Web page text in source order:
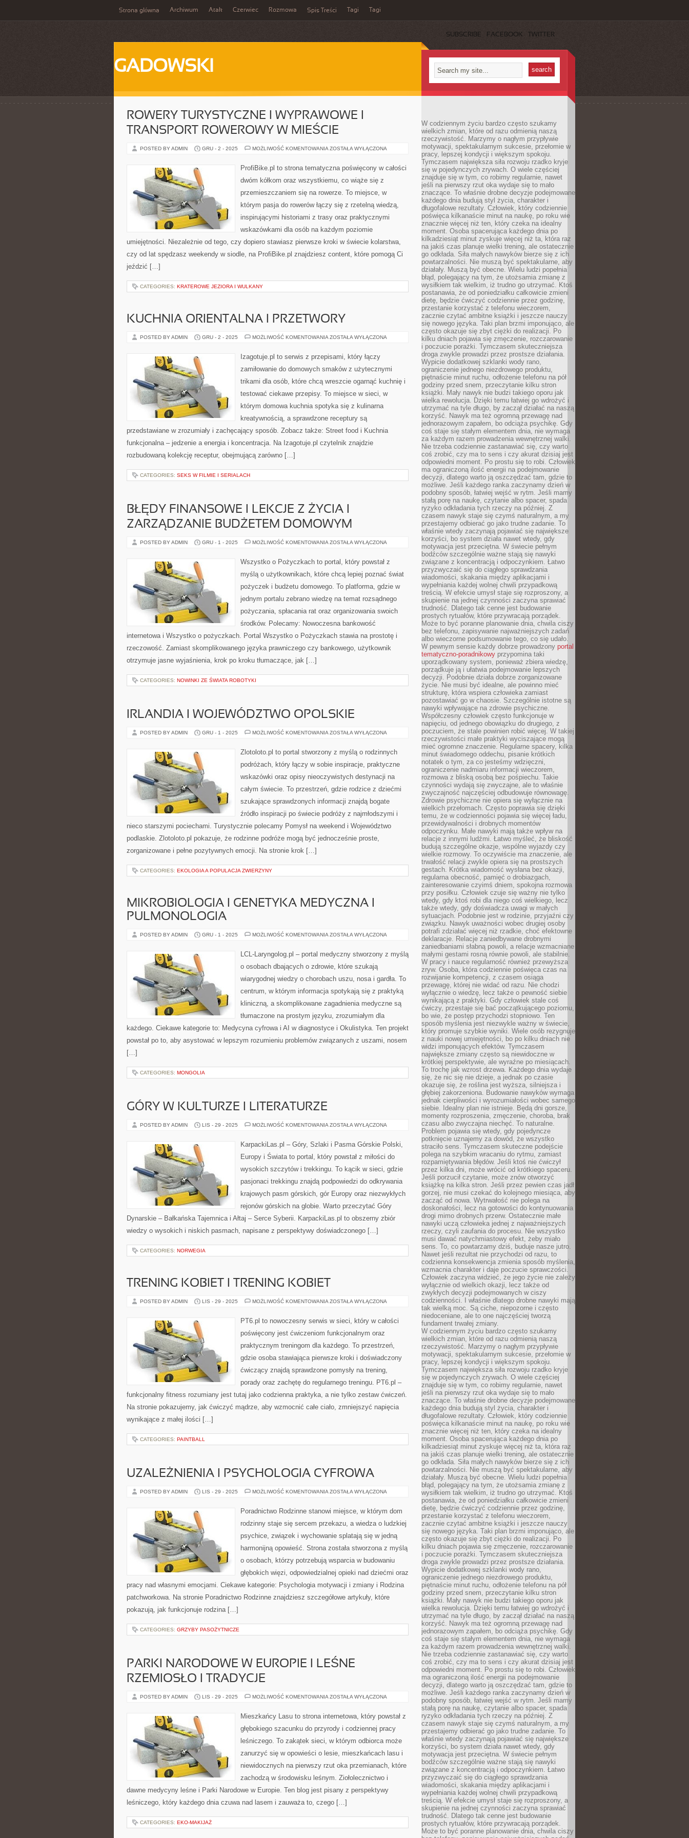
Strona główna Archiwum Atak Czerwiec Rozmowa Spis Treści Tagi Tagi
SUBSCRIBE FACEBOOK TWITTER
GADOWSKI
ROWERY TURYSTYCZNE I WYPRAWOWE I
TRANSPORT ROWEROWY W MIEŚCIE
POSTED BY ADMIN GRU - 2 - 2025 MOŻLIWOŚĆ KOMENTOWANIA ROWERY
WYPRAWOWE
I
ROWEROWY
MIEŚCIE
ZOSTAŁA WYŁĄCZONA
ProfiBike.pl to strona tematyczna poświęcony w całości
dwóm kółkom oraz wszystkiemu, co wiąże się z
przemieszczaniem się na rowerze. To miejsce, w
którym pasja do rowerów łączy się z rzetelną wiedzą,
inspirującymi historiami z trasy oraz praktycznymi
wskazówkami dla osób na każdym poziomie
umiejętności. Niezależnie od tego, czy dopiero stawiasz pierwsze kroki w świecie kolarstwa,
czy od lat spędzasz weekendy w siodle, na ProfiBike.pl znajdziesz content, które pomogą Ci
jeździć […]
CATEGORIES: KRATEROWE JEZIORA I WULKANY
KUCHNIA ORIENTALNA I PRZETWORY
POSTED BY ADMIN GRU - 2 - 2025 MOŻLIWOŚĆ KOMENTOWANIA KUCHNIA
PRZETWORY
ZOSTAŁA WYŁĄCZONA
Izagotuje.pl to serwis z przepisami, który łączy
zamiłowanie do domowych smaków z użytecznymi
trikami dla osób, które chcą wreszcie ogarnąć kuchnię i
testować ciekawe przepisy. To miejsce w sieci, w
którym domowa kuchnia spotyka się z kulinarna
kreatywnością, a sprawdzone receptury są
przedstawiane w zrozumiały i zachęcający sposób. Zobacz także: Street food i Kuchnia
funkcjonalna – jedzenie a energia i koncentracja. Na Izagotuje.pl czytelnik znajdzie
rozbudowaną kolekcję receptur, obejmującą zarówno […]
CATEGORIES: SEKS W FILMIE I SERIALACH
BŁĘDY FINANSOWE I LEKCJE Z ŻYCIA I
ZARZĄDZANIE BUDŻETEM DOMOWYM
POSTED BY ADMIN GRU - 1 - 2025 MOŻLIWOŚĆ KOMENTOWANIA BŁĘDY
LEKCJE
Z
BUDŻETEM
ZOSTAŁA WYŁĄCZONA
Wszystko o Pożyczkach to portal, który powstał z
myślą o użytkownikach, które chcą lepiej poznać świat
pożyczek i budżetu domowego. To platforma, gdzie w
jednym portalu zebrano wiedzę na temat rozsądnego
pożyczania, spłacania rat oraz organizowania swoich
środków. Polecamy: Nowoczesna bankowość
internetowa i Wszystko o pożyczkach. Portal Wszystko o Pożyczkach stawia na prostotę i
rzeczowość. Zamiast skomplikowanego języka prawniczego czy bankowego, użytkownik
otrzymuje jasne wyjaśnienia, krok po kroku tłumaczące, jak […]
CATEGORIES: NOWINKI ZE ŚWIATA ROBOTYKI
IRLANDIA I WOJEWÓDZTWO OPOLSKIE
POSTED BY ADMIN GRU - 1 - 2025 MOŻLIWOŚĆ KOMENTOWANIA IRLANDIA
OPOLSKIE
ZOSTAŁA WYŁĄCZONA
Zlotoloto.pl to portal stworzony z myślą o rodzinnych
podróżach, który łączy w sobie inspiracje, praktyczne
wskazówki oraz opisy nieoczywistych destynacji na
całym świecie. To przestrzeń, gdzie rodzice z dziećmi
szukające sprawdzonych informacji znajdą bogate
źródło inspiracji po świecie podróży z najmłodszymi i
nieco starszymi pociechami. Turystycznie polecamy Pomysł na weekend i Województwo
podlaskie. Zlotoloto.pl pokazuje, że rodzinne podróże mogą być jednocześnie proste,
zorganizowane i pełne pozytywnych emocji. Na stronie krok […]
CATEGORIES: EKOLOGIA A POPULACJA ZWIERZYNY
MIKROBIOLOGIA I GENETYKA MEDYCZNA I
PULMONOLOGIA
POSTED BY ADMIN GRU - 1 - 2025 MOŻLIWOŚĆ KOMENTOWANIA MIKROBIOLOGIA
MEDYCZNA
I
ZOSTAŁA WYŁĄCZONA
LCL-Laryngolog.pl – portal medyczny stworzony z myślą
o osobach dbających o zdrowie, które szukają
wiarygodnej wiedzy o chorobach uszu, nosa i gardła. To
centrum, w którym informacja spotykają się z praktyką
kliniczną, a skomplikowane zagadnienia medyczne są
tłumaczone na prostym języku, zrozumiałym dla
każdego. Ciekawe kategorie to: Medycyna cyfrowa i AI w diagnostyce i Okulistyka. Ten projekt
powstał po to, aby asystować w lepszym rozumieniu problemów związanych z uszami, nosem
[…]
CATEGORIES: MONGOLIA
GÓRY W KULTURZE I LITERATURZE
POSTED BY ADMIN LIS - 29 - 2025 MOŻLIWOŚĆ KOMENTOWANIA GÓRY
LITERATURZE
ZOSTAŁA WYŁĄCZONA
KarpackiLas.pl – Góry, Szlaki i Pasma Górskie Polski,
Europy i Świata to portal, który powstał z miłości do
wysokich szczytów i trekkingu. To kącik w sieci, gdzie
pasjonaci trekkingu znajdą podpowiedzi do odkrywania
krajowych pasm górskich, gór Europy oraz niezwykłych
rejonów górskich na globie. Warto przeczytać Góry
Dynarskie – Bałkańska Tajemnica i Ałtaj – Serce Syberii. KarpackiLas.pl to obszerny zbiór
wiedzy o wysokich i niskich pasmach, napisane z perspektywy doświadczonego […]
CATEGORIES: NORWEGIA
TRENING KOBIET I TRENING KOBIET
POSTED BY ADMIN LIS - 29 - 2025 MOŻLIWOŚĆ KOMENTOWANIA TRENING
TRENING
KOBIET
ZOSTAŁA WYŁĄCZONA
PT6.pl to nowoczesny serwis w sieci, który w całości
poświęcony jest ćwiczeniom funkcjonalnym oraz
praktycznym treningom dla każdego. To przestrzeń,
gdzie osoba stawiająca pierwsze kroki i doświadczony
ćwiczący znajdą sprawdzone pomysły na trening,
porady oraz zachętę do regularnego treningu. PT6.pl –
funkcjonalny fitness rozumiany jest tutaj jako codzienna praktyka, a nie tylko zestaw ćwiczeń.
Na stronie pokazujemy, jak ćwiczyć mądrze, aby wzmocnić całe ciało, zmniejszyć napięcia
wynikające z małej ilości […]
CATEGORIES: PAINTBALL
UZALEŻNIENIA I PSYCHOLOGIA CYFROWA
POSTED BY ADMIN LIS - 29 - 2025 MOŻLIWOŚĆ KOMENTOWANIA UZALEŻNIENIA
CYFROWA
ZOSTAŁA WYŁĄCZONA
Poradnictwo Rodzinne stanowi miejsce, w którym dom
rodzinny staje się sercem przekazu, a wiedza o ludzkiej
psychice, związek i wychowanie splatają się w jedną
harmonijną opowieść. Strona została stworzona z myślą
o osobach, którzy potrzebują wsparcia w budowaniu
głębokich więzi, odpowiedzialnej opieki nad dziećmi oraz
pracy nad własnymi emocjami. Ciekawe kategorie: Psychologia motywacji i zmiany i Rodzina
patchworkowa. Na stronie Poradnictwo Rodzinne znajdziesz szczegółowe artykuły, które
pokazują, jak funkcjonuje rodzina […]
CATEGORIES: GRZYBY PASOŻYTNICZE
PARKI NARODOWE W EUROPIE I LEŚNE
RZEMIOSŁO I TRADYCJE
POSTED BY ADMIN LIS - 29 - 2025 MOŻLIWOŚĆ KOMENTOWANIA PARKI
EUROPIE
I
RZEMIOSŁO
TRADYCJE
ZOSTAŁA WYŁĄCZONA
Mieszkańcy Lasu to strona internetowa, który powstał z
głębokiego szacunku do przyrody i codziennej pracy
leśniczego. To zakątek sieci, w którym odbiorca może
zanurzyć się w opowieści o lesie, mieszkańcach lasu i
niewidocznych na pierwszy rzut oka przemianach, które
zachodzą w środowisku leśnym. Ziołolecznictwo i
dawne medycyny leśne i Parki Narodowe w Europie. Ten blog jest pisany z perspektywy
leśniczego, który każdego dnia czuwa nad lasem i zauważa to, czego […]
CATEGORIES: EKO-MAKIJAŻ
W codziennym życiu bardzo często szukamy
wielkich zmian, które od razu odmienią naszą
rzeczywistość. Marzymy o nagłym przypływie
motywacji, spektakularnym sukcesie, przełomie w
pracy, lepszej kondycji i większym spokoju.
Tymczasem największa siła rozwoju rzadko kryje
się w pojedynczych zrywach. O wiele częściej
znajduje się w tym, co robimy regularnie, nawet
jeśli na pierwszy rzut oka wydaje się to mało
znaczące. To właśnie drobne decyzje podejmowane
każdego dnia budują styl życia, charakter i
długofalowe rezultaty. Człowiek, który codziennie
poświęca kilkanaście minut na naukę, po roku wie
znacznie więcej niż ten, który czeka na idealny
moment. Osoba spacerująca każdego dnia po
kilkadziesiąt minut zyskuje więcej niż ta, która raz
na jakiś czas planuje wielki trening, ale ostatecznie
go odkłada. Siła małych nawyków bierze się z ich
powtarzalności. Nie muszą być spektakularne, aby
działały. Muszą być obecne. Wielu ludzi popełnia
błąd, polegający na tym, że utożsamia zmianę z
wysiłkiem tak wielkim, iż trudno go utrzymać. Ktoś
postanawia, że od poniedziałku całkowicie zmieni
dietę, będzie ćwiczyć codziennie przez godzinę,
przestanie korzystać z telefonu wieczorem,
zacznie czytać ambitne książki i jeszcze nauczy
się nowego języka. Taki plan brzmi imponująco, ale
często okazuje się zbyt ciężki do realizacji. Po
kilku dniach pojawia się zmęczenie, rozczarowanie
i poczucie porażki. Tymczasem skuteczniejsza
droga zwykle prowadzi przez prostsze działania.
Wypicie dodatkowej szklanki wody rano,
ograniczenie jednego niezdrowego produktu,
piętnaście minut ruchu, odłożenie telefonu na pół
godziny przed snem, przeczytanie kilku stron
książki. Mały nawyk nie budzi takiego oporu jak
wielka rewolucja. Dzięki temu łatwiej go wdrożyć i
utrzymać na tyle długo, by zaczął działać na naszą
korzyść. Nawyk ma też ogromną przewagę nad
jednorazowym zapałem, bo odciąża psychikę. Gdy
coś staje się stałym elementem dnia, nie wymaga
za każdym razem prowadzenia wewnętrznej walki.
Nie trzeba codziennie zastanawiać się, czy warto
coś zrobić, czy ma to sens i czy akurat dzisiaj jest
odpowiedni moment. Po prostu się to robi. Człowiek
ma ograniczoną ilość energii na podejmowanie
decyzji, dlatego warto ją oszczędzać tam, gdzie to
możliwe. Jeśli każdego ranka zaczynamy dzień w
podobny sposób, łatwiej wejść w rytm. Jeśli mamy
stałą porę na naukę, czytanie albo spacer, spada
ryzyko odkładania tych rzeczy na później. Z
czasem nawyk staje się czymś naturalnym, a my
przestajemy odbierać go jako trudne zadanie. To
właśnie wtedy zaczynają pojawiać się największe
korzyści, bo system działa nawet wtedy, gdy
motywacja jest przeciętna. W świecie pełnym
bodźców szczególnie ważne stają się nawyki
związane z koncentracją i odpoczynkiem. Łatwo
przyzwyczaić się do ciągłego sprawdzania
wiadomości, skakania między aplikacjami i
wypełniania każdej wolnej chwili przypadkową
treścią. W efekcie umysł staje się rozproszony, a
skupienie na jednej czynności zaczyna sprawiać
trudność. Dlatego tak cenne jest budowanie
prostych rytuałów, które przywracają porządek.
Może to być poranne planowanie dnia, chwila ciszy
bez telefonu, zapisywanie najważniejszych zadań
albo wieczorne podsumowanie tego, co się udało.
W pewnym sensie każdy dobrze prowadzony portal
tematyczno-poradnikowy przypomina taki
uporządkowany system, ponieważ zbiera wiedzę,
porządkuje ją i ułatwia podejmowanie lepszych
decyzji. Podobnie działa dobrze zorganizowane
życie. Nie musi być idealne, ale powinno mieć
strukturę, która wspiera człowieka zamiast
pozostawiać go w chaosie. Szczególnie istotne są
nawyki wpływające na zdrowie psychiczne.
Współczesny człowiek często funkcjonuje w
napięciu, od jednego obowiązku do drugiego, z
poczuciem, że stale powinien robić więcej. W takiej
rzeczywistości małe praktyki wyciszające mogą
mieć ogromne znaczenie. Regularne spacery, kilka
minut świadomego oddechu, pisanie krótkich
notatek o tym, za co jesteśmy wdzięczni,
ograniczenie nadmiaru informacji wieczorem,
rozmowa z bliską osobą bez pośpiechu. Takie
czynności wydają się zwyczajne, ale to właśnie
zwyczajność najczęściej odbudowuje równowagę.
Zdrowie psychiczne nie opiera się wyłącznie na
wielkich przełomach. Często poprawia się dzięki
temu, że w codzienności pojawia się więcej ładu,
przewidywalności i drobnych momentów
odpoczynku. Małe nawyki mają także wpływ na
relacje z innymi ludźmi. Łatwo myśleć, że bliskość
budują szczególne okazje, wspólne wyjazdy czy
wielkie rozmowy. To oczywiście ma znaczenie, ale
trwałość relacji zwykle opiera się na prostszych
gestach. Krótka wiadomość wysłana bez okazji,
regularna obecność, pamięć o drobiazgach,
zainteresowanie czyimś dniem, spokojna rozmowa
przy posiłku. Człowiek czuje się ważny nie tylko
wtedy, gdy ktoś robi dla niego coś wielkiego, lecz
także wtedy, gdy doświadcza uwagi w małych
sytuacjach. Podobnie jest w rodzinie, przyjaźni czy
związku. Nawyk uważności wobec drugiej osoby
potrafi zdziałać więcej niż rzadkie, choć efektowne
deklaracje. Relacje zaniedbywane drobnymi
zaniedbaniami słabną powoli, a relacje wzmacniane
małymi gestami rosną równie powoli, ale stabilnie.
W pracy i nauce regularność również przewyższa
zryw. Osoba, która codziennie poświęca czas na
rozwijanie kompetencji, z czasem osiąga
przewagę, której nie widać od razu. Nie chodzi
wyłącznie o wiedzę, lecz także o pewność siebie
wynikającą z praktyki. Gdy człowiek stale coś
ćwiczy, przestaje się bać początkującego poziomu,
bo wie, że postęp przychodzi stopniowo. Ten
sposób myślenia jest niezwykle ważny w świecie,
który promuje szybkie wyniki. Wiele osób rezygnuje
z nauki nowej umiejętności, bo po kilku dniach nie
widzi imponujących efektów. Tymczasem
największe zmiany często są niewidoczne w
krótkiej perspektywie, ale wyraźne po miesiącach.
To trochę jak wzrost drzewa. Każdego dnia wydaje
się, że nic się nie dzieje, a jednak po czasie
okazuje się, że roślina jest wyższa, silniejsza i
głębiej zakorzeniona. Budowanie nawyków wymaga
jednak cierpliwości i wyrozumiałości wobec samego
siebie. Idealny plan nie istnieje. Będą dni gorsze,
momenty rozproszenia, zmęczenie, choroba, brak
czasu albo zwyczajna niechęć. To naturalne.
Problem pojawia się wtedy, gdy pojedyncze
potknięcie uznajemy za dowód, że wszystko
straciło sens. Tymczasem skuteczne podejście
polega na szybkim wracaniu do rytmu, zamiast
rozpamiętywania błędów. Jeśli ktoś nie ćwiczył
przez kilka dni, może wrócić od krótkiego spaceru.
Jeśli porzucił czytanie, może znów otworzyć
książkę na kilka stron. Jeśli przez pewien czas jadł
gorzej, nie musi czekać do kolejnego miesiąca, aby
zacząć od nowa. Wytrwałość nie polega na
doskonałości, lecz na gotowości do kontynuowania
drogi mimo drobnych przerw. Ostatecznie małe
nawyki uczą człowieka jednej z najważniejszych
rzeczy, czyli zaufania do procesu. Nie wszystko
musi dawać natychmiastowy efekt, żeby miało
sens. To, co powtarzamy dziś, buduje nasze jutro.
Nawet jeśli rezultat nie przychodzi od razu, to
codzienna konsekwencja zmienia sposób myślenia,
wzmacnia charakter i daje poczucie sprawczości.
Człowiek zaczyna widzieć, że jego życie nie zależy
wyłącznie od wielkich okazji, lecz także od
zwykłych decyzji podejmowanych w ciszy
codzienności. I właśnie dlatego drobne nawyki mają
tak wielką moc. Są ciche, niepozorne i często
niedoceniane, ale to one najczęściej tworzą
fundament trwałej zmiany.
W codziennym życiu bardzo często szukamy
wielkich zmian, które od razu odmienią naszą
rzeczywistość. Marzymy o nagłym przypływie
motywacji, spektakularnym sukcesie, przełomie w
pracy, lepszej kondycji i większym spokoju.
Tymczasem największa siła rozwoju rzadko kryje
się w pojedynczych zrywach. O wiele częściej
znajduje się w tym, co robimy regularnie, nawet
jeśli na pierwszy rzut oka wydaje się to mało
znaczące. To właśnie drobne decyzje podejmowane
każdego dnia budują styl życia, charakter i
długofalowe rezultaty. Człowiek, który codziennie
poświęca kilkanaście minut na naukę, po roku wie
znacznie więcej niż ten, który czeka na idealny
moment. Osoba spacerująca każdego dnia po
kilkadziesiąt minut zyskuje więcej niż ta, która raz
na jakiś czas planuje wielki trening, ale ostatecznie
go odkłada. Siła małych nawyków bierze się z ich
powtarzalności. Nie muszą być spektakularne, aby
działały. Muszą być obecne. Wielu ludzi popełnia
błąd, polegający na tym, że utożsamia zmianę z
wysiłkiem tak wielkim, iż trudno go utrzymać. Ktoś
postanawia, że od poniedziałku całkowicie zmieni
dietę, będzie ćwiczyć codziennie przez godzinę,
przestanie korzystać z telefonu wieczorem,
zacznie czytać ambitne książki i jeszcze nauczy
się nowego języka. Taki plan brzmi imponująco, ale
często okazuje się zbyt ciężki do realizacji. Po
kilku dniach pojawia się zmęczenie, rozczarowanie
i poczucie porażki. Tymczasem skuteczniejsza
droga zwykle prowadzi przez prostsze działania.
Wypicie dodatkowej szklanki wody rano,
ograniczenie jednego niezdrowego produktu,
piętnaście minut ruchu, odłożenie telefonu na pół
godziny przed snem, przeczytanie kilku stron
książki. Mały nawyk nie budzi takiego oporu jak
wielka rewolucja. Dzięki temu łatwiej go wdrożyć i
utrzymać na tyle długo, by zaczął działać na naszą
korzyść. Nawyk ma też ogromną przewagę nad
jednorazowym zapałem, bo odciąża psychikę. Gdy
coś staje się stałym elementem dnia, nie wymaga
za każdym razem prowadzenia wewnętrznej walki.
Nie trzeba codziennie zastanawiać się, czy warto
coś zrobić, czy ma to sens i czy akurat dzisiaj jest
odpowiedni moment. Po prostu się to robi. Człowiek
ma ograniczoną ilość energii na podejmowanie
decyzji, dlatego warto ją oszczędzać tam, gdzie to
możliwe. Jeśli każdego ranka zaczynamy dzień w
podobny sposób, łatwiej wejść w rytm. Jeśli mamy
stałą porę na naukę, czytanie albo spacer, spada
ryzyko odkładania tych rzeczy na później. Z
czasem nawyk staje się czymś naturalnym, a my
przestajemy odbierać go jako trudne zadanie. To
właśnie wtedy zaczynają pojawiać się największe
korzyści, bo system działa nawet wtedy, gdy
motywacja jest przeciętna. W świecie pełnym
bodźców szczególnie ważne stają się nawyki
związane z koncentracją i odpoczynkiem. Łatwo
przyzwyczaić się do ciągłego sprawdzania
wiadomości, skakania między aplikacjami i
wypełniania każdej wolnej chwili przypadkową
treścią. W efekcie umysł staje się rozproszony, a
skupienie na jednej czynności zaczyna sprawiać
trudność. Dlatego tak cenne jest budowanie
prostych rytuałów, które przywracają porządek.
Może to być poranne planowanie dnia, chwila ciszy